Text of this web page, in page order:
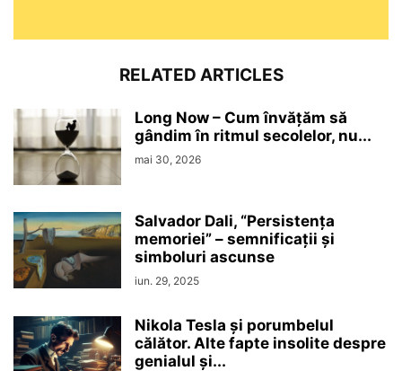
RELATED ARTICLES
Long Now – Cum învățăm să
gândim în ritmul secolelor, nu...
mai 30, 2026
Salvador Dali, “Persistenţa
memoriei” – semnificaţii şi
simboluri ascunse
iun. 29, 2025
Nikola Tesla şi porumbelul
călător. Alte fapte insolite despre
genialul şi...